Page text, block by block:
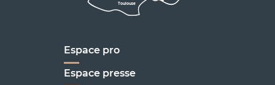
Toulouse
Marseille
Espace pro
Espace presse